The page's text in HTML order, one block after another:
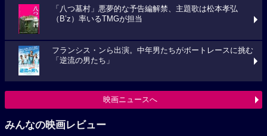
「八つ墓村」悪夢的な予告編解禁、主題歌は松本孝弘
（B’z）率いるTMGが担当
フランシス・ンら出演。中年男たちがボートレースに挑む
「逆流の男たち」
映画ニュースへ
みんなの映画レビュー